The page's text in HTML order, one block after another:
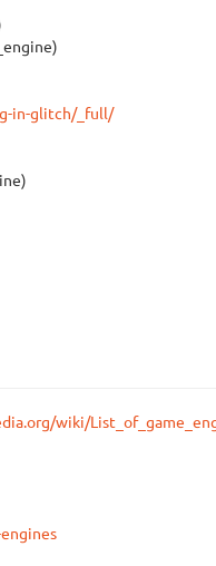
in-glitch/_full/
wiki/